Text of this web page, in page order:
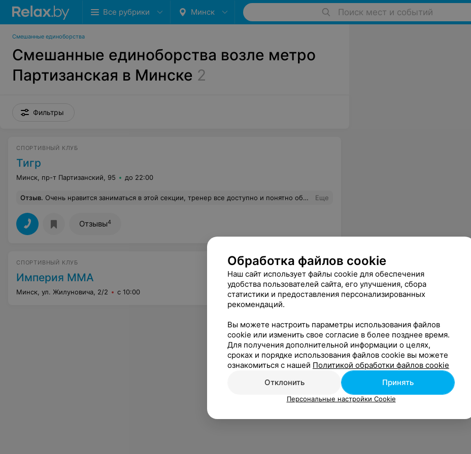
Все рубрики Минск Поиск мест и событий
Смешанные единоборства
Смешанные единоборства возле метро
Партизанская в Минске 2
Фильтры
СПОРТИВНЫЙ КЛУБ
Тигр
Минск, пр-т Партизанский, 95 до 22:00
Отзыв. Очень нравится заниматься в этой секции, тренер все доступно и понятно объясняет, если делаешь не правильно, всегда объяснит, покажет, как тот или иной удар делать, вообщем одни плюсы! Советую) Еще
Отзывы4
СПОРТИВНЫЙ КЛУБ
Империя ММА
Минск, ул. Жилуновича, 2/2 с 10:00
Обработка файлов cookie
Наш сайт использует файлы cookie для обеспечения
удобства пользователей сайта, его улучшения, сбора
статистики и предоставления персонализированных
рекомендаций.
Вы можете настроить параметры использования файлов
cookie или изменить свое согласие в более позднее время.
Для получения дополнительной информации о целях,
сроках и порядке использования файлов cookie вы можете
ознакомиться с нашей Политикой обработки файлов cookie
Отклонить
Принять
Персональные настройки Cookie